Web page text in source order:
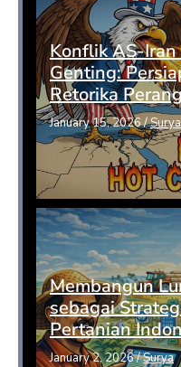
Konflik AS-Iran
Genting:
Retorika
January 15, 2026/Surya
Membangun
sebagai
Pertanian
January 2, 2026/Surya